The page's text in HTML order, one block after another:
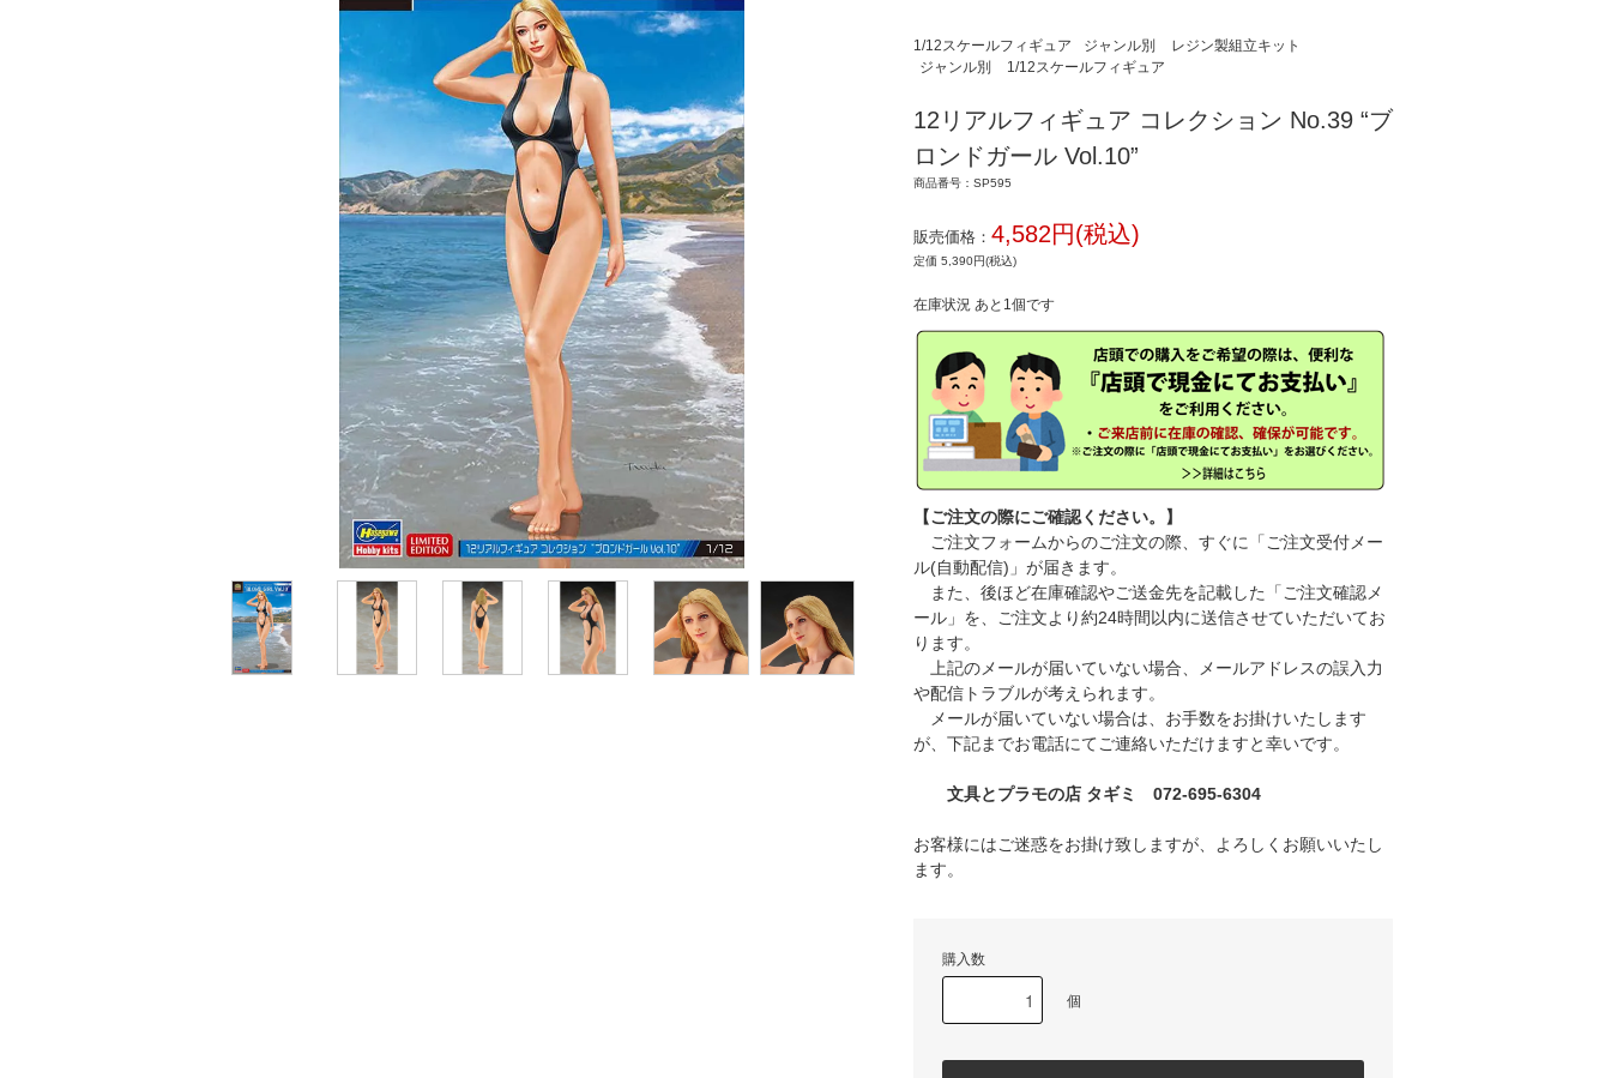
1/12スケールフィギュア ジャンル別
レジン製組立キット
ジャンル別
1/12スケールフィギュア
12リアルフィギュア コレクション No.39 “ブ
ロンドガール Vol.10”
商品番号：SP595
販売価格： 4,582円(税込)
定価 5,390円(税込)
在庫状況 あと1個です
【ご注文の際にご確認ください。】
ご注文フォームからのご注文の際、すぐに「ご注文受付メー
ル(自動配信)」が届きます。
また、後ほど在庫確認やご送金先を記載した「ご注文確認メ
ール」を、ご注文より約24時間以内に送信させていただいてお
ります。
上記のメールが届いていない場合、メールアドレスの誤入力
や配信トラブルが考えられます。
メールが届いていない場合は、お手数をお掛けいたします
が、下記までお電話にてご連絡いただけますと幸いです。
文具とプラモの店 タギミ 072-695-6304
お客様にはご迷惑をお掛け致しますが、よろしくお願いいたし
ます。
購入数
個